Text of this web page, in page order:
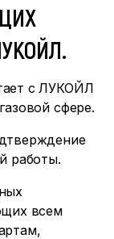
с ЛУКОЙЛ
сфере.
работы.
всем